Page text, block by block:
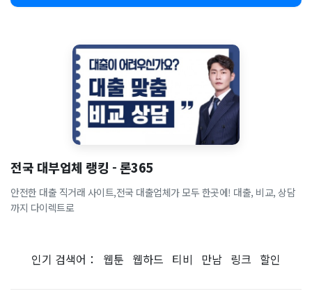
전국 대부업체 랭킹 - 론365
안전한 대출 직거래 사이트,전국 대출업체가 모두 한곳에! 대출, 비교, 상담
까지 다이렉트로
인기 검색어： 웹툰 웹하드 티비 만남 링크 할인